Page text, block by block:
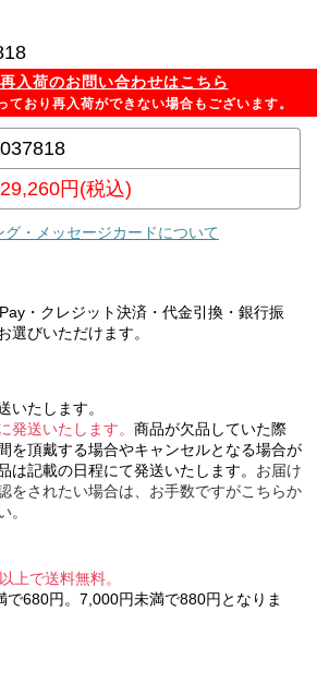
入荷のお問い合わせはこちら
おり再入荷ができない場合もございます。
037818
29,260円(税込)
・クレジット決済・代金引換・銀行振
選びいただけます。
いたします。
送いたします。 商品が欠品していた際
を頂戴する場合やキャンセルとなる場合が
は記載の日程にて発送いたします。 お届け
をされたい場合は、お手数ですがこちらか
。
上で送料無料。
680円。7,000円未満で880円となりま